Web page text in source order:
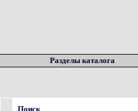
Разделы каталога
Поиск